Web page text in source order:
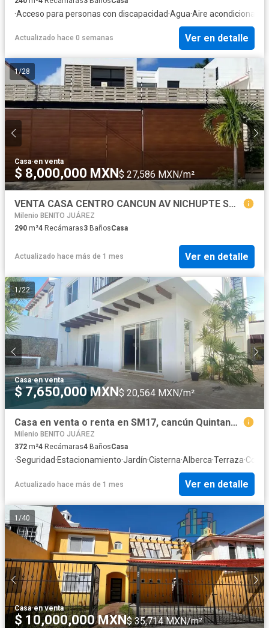
·Acceso para personas con discapacidad·Agua·Aire acondicionado
Actualizado hace 0 semanas Ver en detalle
1/28
Casa·en venta
$ 8,000,000 MXN $ 27,586 MXN/m²
VENTA CASA CENTRO CANCUN AV NICHUPTE SM17
Milenio BENITO JUÁREZ
290 m²4 Recámaras3 BañosCasa
Actualizado hace más de 1 mes Ver en detalle
1/22
Casa·en venta
$ 7,650,000 MXN$ 20,564 MXN/m²
Casa en venta o renta en SM17, cancún Quintana Roo.
Milenio BENITO JUÁREZ
372 m²4 Recámaras4 BañosCasa
·Seguridad·Estacionamiento·Jardín·Cisterna·Alberca·Terraza·
Actualizado hace más de 1 mes Ver en detalle
1 /40
Casa·en venta
$ 10,000,000 MXN$ 35,714 MXN/m²